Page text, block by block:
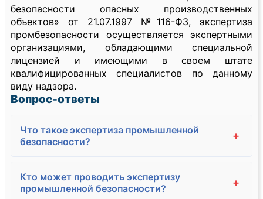
безопасности опасных производственных
объектов» от 21.07.1997 №116-ФЗ, экспертиза
промбезопасности осуществляется экспертными
организациями, обладающими специальной
лицензией и имеющими в своем штате
квалифицированных специалистов по данному
виду надзора.
Вопрос-ответы
Что такое экспертиза промышленной
безопасности?
+
Кто может проводить экспертизу
промышленной безопасности?
+